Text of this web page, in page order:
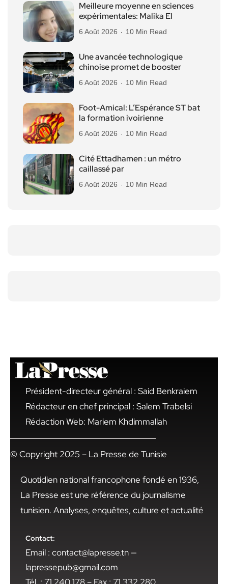
Meilleure moyenne en sciences
expérimentales: Malika El
6 Août 2026 10 Min Read
Une avancée technologique
chinoise promet de booster
6 Août 2026 10 Min Read
Foot-Amical: L’Espérance ST bat
la formation ivoirienne
6 Août 2026 10 Min Read
Cité Ettadhamen : un métro
caillassé par
6 Août 2026 10 Min Read
Président-directeur général : Said Benkraiem
Rédacteur en chef principal : Salem Trabelsi
Rédaction Web: Mariem Khdimmallah
© Copyright 2025 – La Presse de Tunisie
Quotidien national francophone fondé en 1936,
La Presse est une référence du journalisme
tunisien. Analyses, enquêtes, culture et actualité
Contact:
Email : contact@lapresse.tn —
lapressepub@gmail.com